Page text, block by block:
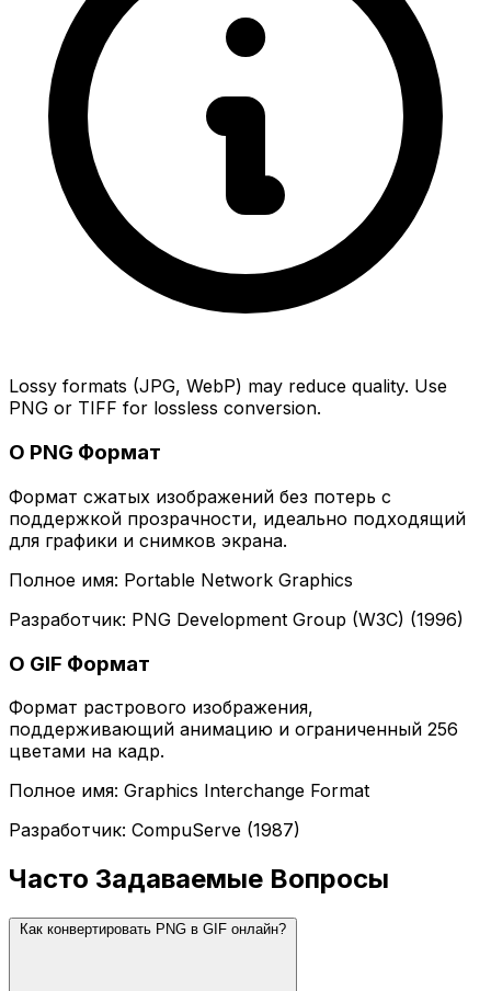
Lossy formats (JPG, WebP) may reduce quality. Use
PNG or TIFF for lossless conversion.
О PNG Формат
Формат сжатых изображений без потерь с
поддержкой прозрачности, идеально подходящий
для графики и снимков экрана.
Полное имя: Portable Network Graphics
Разработчик: PNG Development Group (W3C) (1996)
О GIF Формат
Формат растрового изображения,
поддерживающий анимацию и ограниченный 256
цветами на кадр.
Полное имя: Graphics Interchange Format
Разработчик: CompuServe (1987)
Часто Задаваемые Вопросы
Как конвертировать PNG в GIF онлайн?